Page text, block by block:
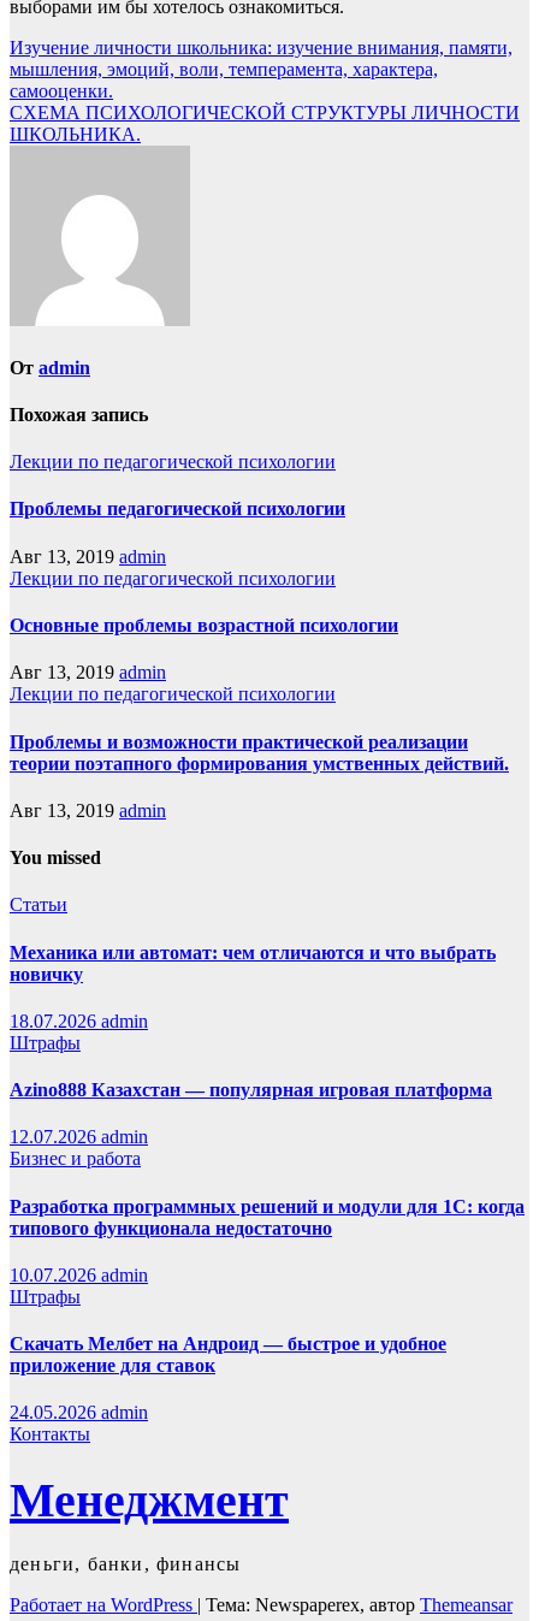
выборами им бы хотелось ознакомиться.
Навигация
по
записям
Изучение личности школьника: изучение внимания, памяти,
мышления, эмоций, воли, темперамента, характера,
самооценки.
СХЕМА ПСИХОЛОГИЧЕСКОЙ СТРУКТУРЫ ЛИЧНОСТИ
ШКОЛЬНИКА.
От admin
Похожая запись
Лекции по педагогической психологии
Проблемы педагогической психологии
Авг 13, 2019 admin
Лекции по педагогической психологии
Основные проблемы возрастной психологии
Авг 13, 2019 admin
Лекции по педагогической психологии
Проблемы и возможности практической реализации
теории поэтапного формирования умственных действий.
Авг 13, 2019 admin
You missed
Статьи
Механика или автомат: чем отличаются и что выбрать
новичку
18.07.2026 admin
Штрафы
Azino888 Казахстан — популярная игровая платформа
12.07.2026 admin
Бизнес и работа
Разработка программных решений и модули для 1С: когда
типового функционала недостаточно
10.07.2026 admin
Штрафы
Скачать Мелбет на Андроид — быстрое и удобное
приложение для ставок
24.05.2026 admin
Контакты
Менеджмент
деньги, банки, финансы
Работает на WordPress | Тема: Newspaperex, автор Themeansar